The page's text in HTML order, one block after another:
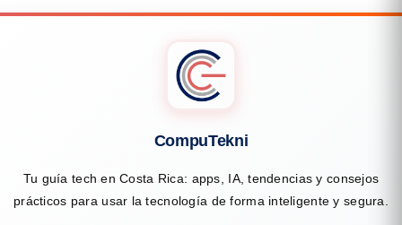
CompuTekni
Tu guía tech en Costa Rica: apps, IA, tendencias y consejos
prácticos para usar la tecnología de forma inteligente y segura.